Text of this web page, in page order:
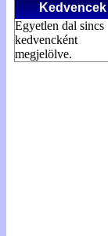
Kedvencek
Egyetlen dal sincs
kedvencként
megjelölve.